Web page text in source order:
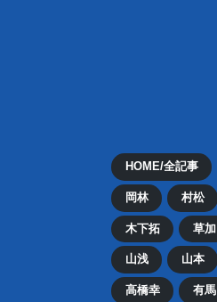
HOME/全記事
岡林 村松
木下拓 草加
山浅 山本
高橋幸 有馬